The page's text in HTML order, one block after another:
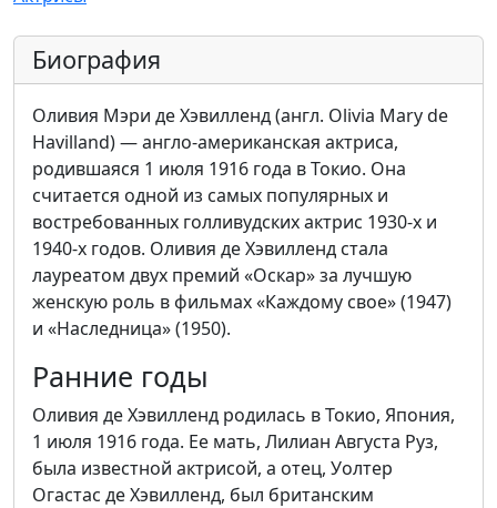
Биография
Оливия Мэри де Хэвилленд (англ. Olivia Mary de
Havilland) — англо-американская актриса,
родившаяся 1 июля 1916 года в Токио. Она
считается одной из самых популярных и
востребованных голливудских актрис 1930-х и
1940-х годов. Оливия де Хэвилленд стала
лауреатом двух премий «Оскар» за лучшую
женскую роль в фильмах «Каждому свое» (1947)
и «Наследница» (1950).
Ранние годы
Оливия де Хэвилленд родилась в Токио, Япония,
1 июля 1916 года. Ее мать, Лилиан Августа Руз,
была известной актрисой, а отец, Уолтер
Огастас де Хэвилленд, был британским